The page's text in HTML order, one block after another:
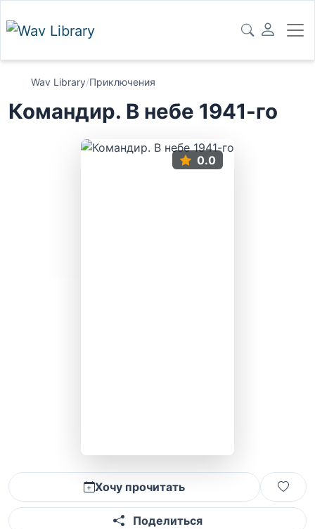
Wav Library/Приключения
Командир. В небе 1941-го
0.0
Хочу прочитать
Поделиться